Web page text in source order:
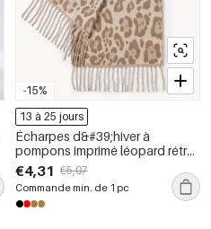
-15%
13 à 25 jours
Écharpes d&#39;hiver à
pompons imprimé léopard rétro
de la collection Simple Series
€4,31 €5,07
Commande min. de 1 pc